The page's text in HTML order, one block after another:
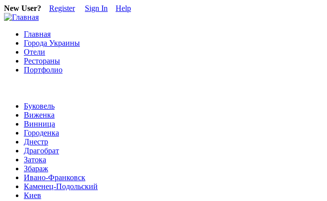
New User? Register Sign In Help
Главная
Города Украины
Отели
Рестораны
Портфолио
Буковель
Виженка
Винница
Городенка
Днестр
Драгобрат
Затока
Збараж
Ивано-Франковск
Каменец-Подольский
Киев